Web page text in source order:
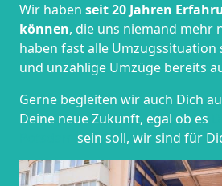
Wir haben seit20 Jahren
können, die uns niemand mehr
haben fast alle
und unzählige Umzüge bereits
Gerne begleiten wir auch Dich
Deine neue Zukunft, egal ob es
sein soll, wir sind für